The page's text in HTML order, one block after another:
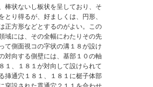
棒状ないし板状を呈しており、そ
とり得るが、好ましくは、円形、
正方形などとするのがよい。この
域には、その全幅にわたりその先
て側面視コの字状の溝１８が設け
対向する側壁には、基部１０の軸
１、１８１が対向して設けられて
挿通穴１８１、１８１に梃子体部